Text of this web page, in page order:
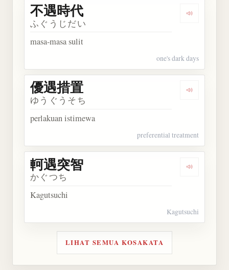
Dengarkan
不遇時代
ふぐうじだい
masa-masa sulit
one's dark days
Dengarkan
優遇措置
ゆうぐうそち
perlakuan istimewa
preferential treatment
Dengarkan
軻遇突智
かぐつち
Kagutsuchi
Kagutsuchi
LIHAT SEMUA KOSAKATA